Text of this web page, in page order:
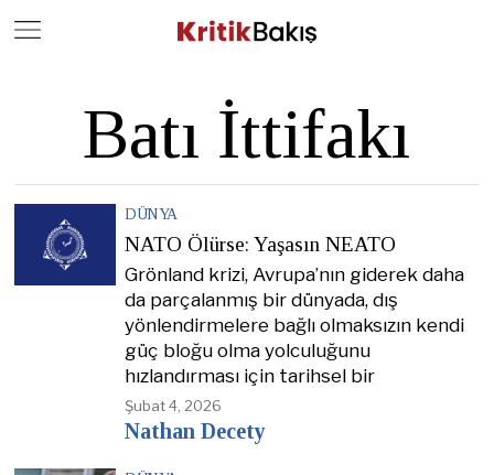
Batı İttifakı
DÜNYA
NATO Ölürse: Yaşasın NEATO
Grönland krizi, Avrupa’nın giderek daha
da parçalanmış bir dünyada, dış
yönlendirmelere bağlı olmaksızın kendi
güç bloğu olma yolculuğunu
hızlandırması için tarihsel bir
Şubat 4, 2026
Nathan Decety